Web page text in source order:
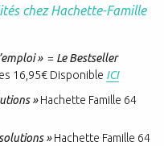
chez Hachette-Famille
»= Le Bestseller
16,95€ Disponible ICI
»Hachette Famille 64
»Hachette Famille 64